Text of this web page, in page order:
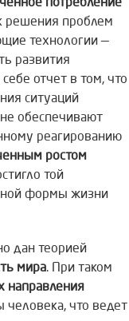
потребление
решения проблем
технологии —
развития
отчет в том, что
ситуаций
обеспечивают
реагированию
ростом
той
формы жизни
дан теорией
мира. При таком
направления
что ведет